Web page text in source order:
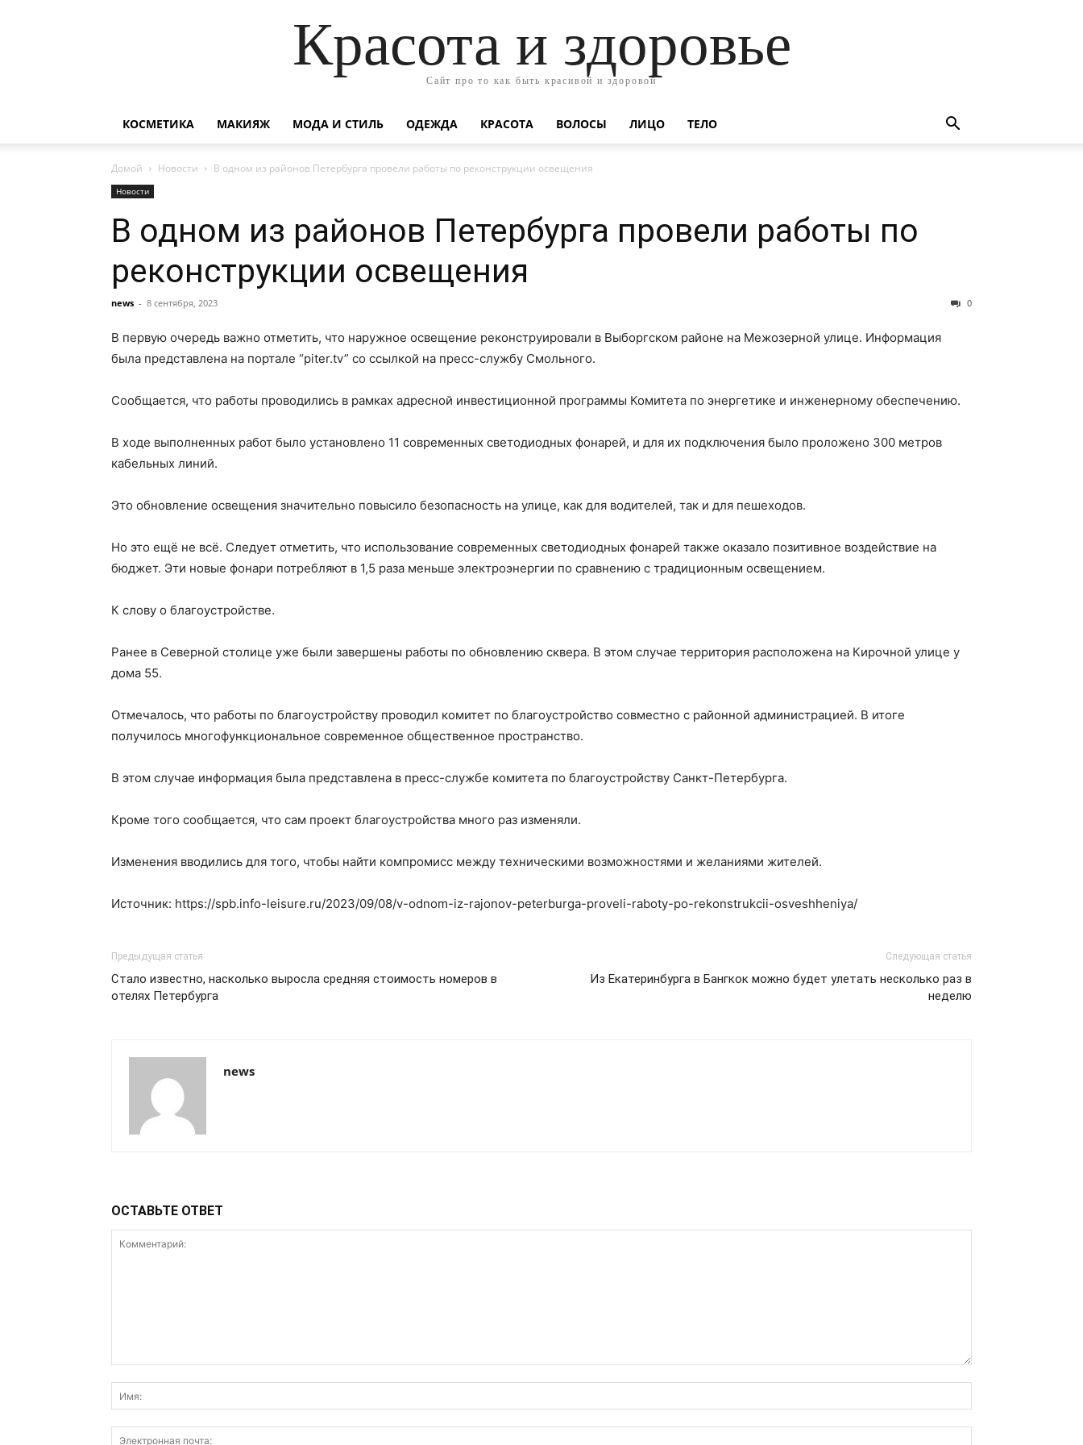
Красота и здоровье
Сайт про то как быть красивой и здоровой
КОСМЕТИКА МАКИЯЖ МОДА И СТИЛЬ ОДЕЖДА КРАСОТА ВОЛОСЫ ЛИЦО ТЕЛО
Домой Новости В одном из районов Петербурга провели работы по реконструкции освещения
Новости
В одном из районов Петербурга провели работы по
реконструкции освещения
news - 8 сентября, 2023 0
В первую очередь важно отметить, что наружное освещение реконструировали в Выборгском районе на Межозерной улице. Информация
была представлена на портале “piter.tv” со ссылкой на пресс-службу Смольного.
Сообщается, что работы проводились в рамках адресной инвестиционной программы Комитета по энергетике и инженерному обеспечению.
В ходе выполненных работ было установлено 11 современных светодиодных фонарей, и для их подключения было проложено 300 метров
кабельных линий.
Это обновление освещения значительно повысило безопасность на улице, как для водителей, так и для пешеходов.
Но это ещё не всё. Следует отметить, что использование современных светодиодных фонарей также оказало позитивное воздействие на
бюджет. Эти новые фонари потребляют в 1,5 раза меньше электроэнергии по сравнению с традиционным освещением.
К слову о благоустройстве.
Ранее в Северной столице уже были завершены работы по обновлению сквера. В этом случае территория расположена на Кирочной улице у
дома 55.
Отмечалось, что работы по благоустройству проводил комитет по благоустройство совместно с районной администрацией. В итоге
получилось многофункциональное современное общественное пространство.
В этом случае информация была представлена в пресс-службе комитета по благоустройству Санкт-Петербурга.
Кроме того сообщается, что сам проект благоустройства много раз изменяли.
Изменения вводились для того, чтобы найти компромисс между техническими возможностями и желаниями жителей.
Источник: https://spb.info-leisure.ru/2023/09/08/v-odnom-iz-rajonov-peterburga-proveli-raboty-po-rekonstrukcii-osveshheniya/
Предыдущая статья
Стало известно, насколько выросла средняя стоимость номеров в
отелях Петербурга
Следующая статья
Из Екатеринбурга в Бангкок можно будет улетать несколько раз в
неделю
news
ОСТАВЬТЕ ОТВЕТ